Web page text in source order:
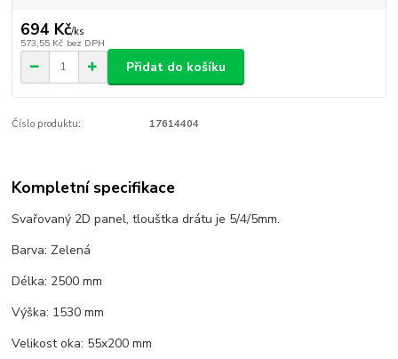
694 Kč/ks
573,55 Kč bez DPH
Přidat do košíku
Číslo produktu: 17614404
Kompletní specifikace
Svařovaný 2D panel, tlouštka drátu je 5/4/5mm.
Barva: Zelená
Délka: 2500 mm
Výška: 1530 mm
Velikost oka: 55x200 mm